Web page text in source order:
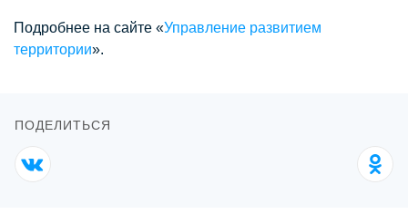
Подробнее на сайте «Управление развитием
территории».
ПОДЕЛИТЬСЯ